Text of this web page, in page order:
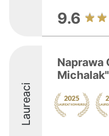
9.6
Laureaci
Naprawa
Michalak"